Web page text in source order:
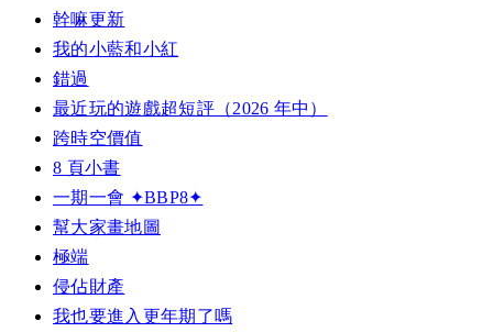
幹嘛更新
我的小藍和小紅
錯過
最近玩的遊戲超短評（2026 年中）
跨時空價值
8 頁小書
一期一會 ✦BBP8✦
幫大家畫地圖
極端
侵佔財產
我也要進入更年期了嗎